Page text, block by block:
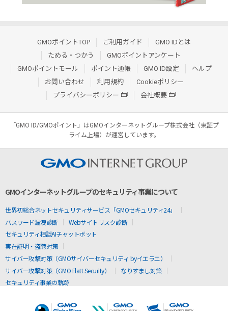
GMOポイントTOP ご利用ガイド
GMO IDとは
ためる・つかう
GMOポイントアンケート
GMOポイントモール
ポイント通帳 GMO ID設定
ヘルプ
お問い合わせ
利用規約
Cookieポリシー
プライバシーポリシー
会社概要
「GMO ID/GMOポイント」はGMOインターネットグループ株式会社（東証プ
ライム上場）が運営しています。
GMOインターネットグループのセキュリティ事業について
世界初総合ネットセキュリティサービス「GMOセキュリティ24」
パスワード漏洩診断
Webサイトリスク診断
セキュリティ相談AIチャットボット
実在証明・盗聴対策
サイバー攻撃対策（GMOサイバーセキュリティ byイエラエ）
サイバー攻撃対策（GMO Flatt Security）
なりすまし対策
セキュリティ事業の軌跡